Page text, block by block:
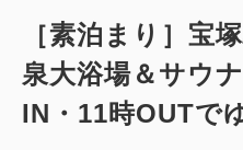
［素泊まり］宝
泉大浴場＆サウ
IN・11時OUTで